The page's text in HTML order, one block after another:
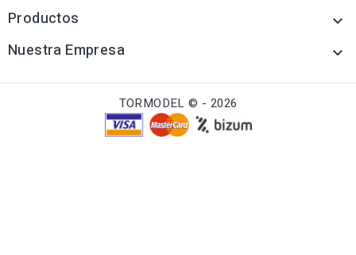
Productos 
Nuestra Empresa 
TORMODEL © - 2026